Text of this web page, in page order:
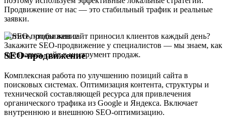
Продвижение от нас — это стабильный трафик и реальные
заявки.
Хотите, чтобы ваш сайт приносил клиентов каждый день?
Закажите SEO-продвижение у специалистов — мы знаем, как
превратить сайт в инструмент продаж.
SEO-продвижение
Комплексная работа по улучшению позиций сайта в
поисковых системах. Оптимизация контента, структуры и
технической составляющей ресурса для привлечения
органического трафика из Google и Яндекса. Включает
внутреннюю и внешнюю SEO-оптимизацию.